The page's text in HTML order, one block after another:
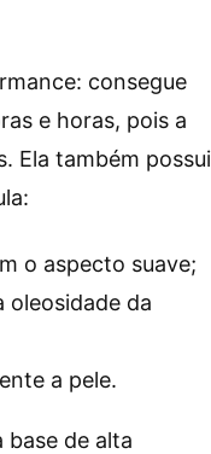
consegue
e horas, pois a
Ela também possui
o aspecto suave;
oleosidade da
a pele.
de alta